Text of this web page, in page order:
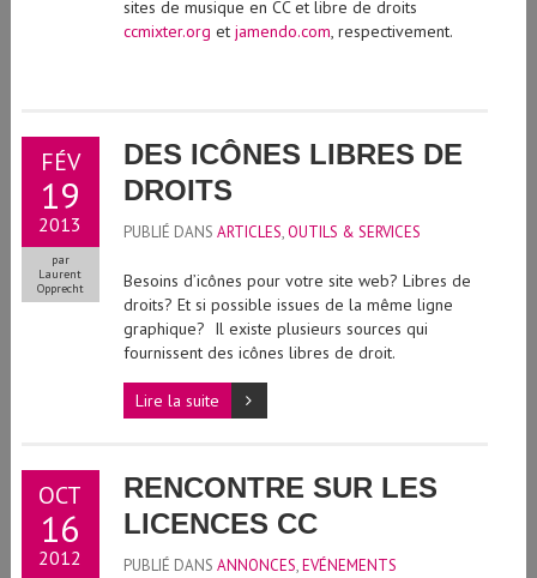
sites de musique en CC et libre de droits
ccmixter.org et jamendo.com, respectivement.
FÉV
19
2013
par
Laurent
Opprecht
DES ICÔNES LIBRES DE
DROITS
PUBLIÉ DANS ARTICLES,OUTILS & SERVICES
Besoins d’icônes pour votre site web? Libres de
droits? Et si possible issues de la même ligne
graphique? Il existe plusieurs sources qui
fournissent des icônes libres de droit.
Lire la suite
OCT
16
2012
RENCONTRE SUR LES
LICENCES CC
PUBLIÉ DANS ANNONCES,EVÉNEMENTS